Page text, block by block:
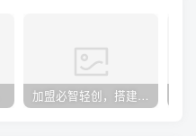
加盟必智轻创，搭建同款知识付费资源网站，实现长期稳定被动收入~